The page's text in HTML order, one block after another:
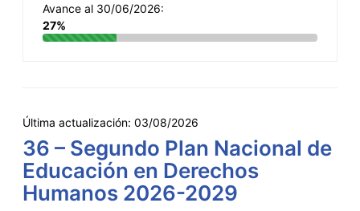
Avance al 30/06/2026:
27%
Última actualización: 03/08/2026
36 – Segundo Plan Nacional de
Educación en Derechos
Humanos 2026-2029